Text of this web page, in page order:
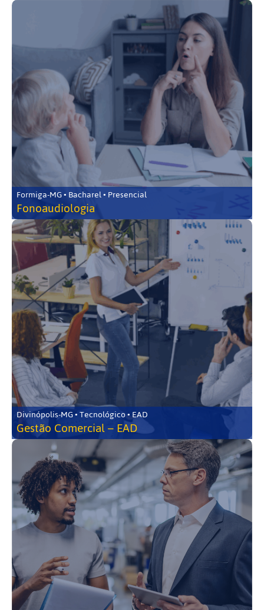
Formiga-MG • Bacharel • Presencial
Fonoaudiologia
Divinópolis-MG • Tecnológico • EAD
Gestão Comercial – EAD